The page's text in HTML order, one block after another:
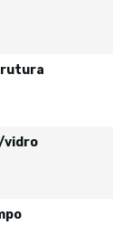
vidro